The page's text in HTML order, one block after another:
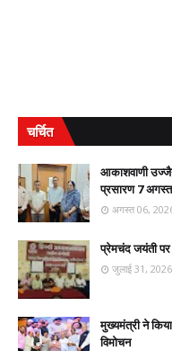
चर्चित
आकाशवाणी
प्रसारण 7
अगस्त 06,
प्रेमचंद जयंती पर
जुलाई 31, 2026
मुख्यमंत्री ने
विमोचन